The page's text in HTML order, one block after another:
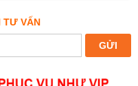
TƯ VẤN